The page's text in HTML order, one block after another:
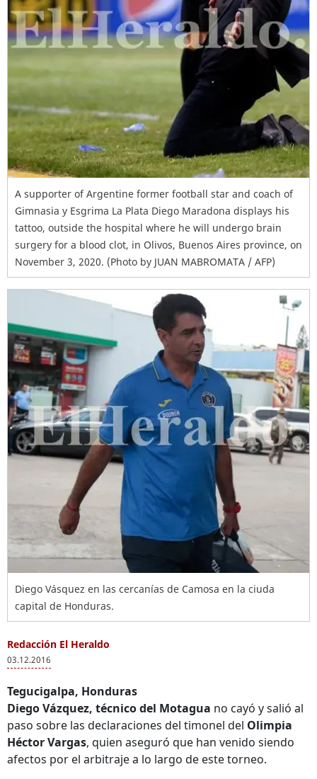
A supporter of Argentine former football star and coach of
Gimnasia y Esgrima La Plata Diego Maradona displays his
tattoo, outside the hospital where he will undergo brain
surgery for a blood clot, in Olivos, Buenos Aires province, on
November 3, 2020. (Photo by JUAN MABROMATA / AFP)
Diego Vásquez en las cercanías de Camosa en la ciuda
capital de Honduras.
Redacción El Heraldo
03.12.2016
Tegucigalpa, Honduras
Diego Vázquez, técnico del Motagua no cayó y salió al
paso sobre las declaraciones del timonel del Olimpia
Héctor Vargas, quien aseguró que han venido siendo
afectos por el arbitraje a lo largo de este torneo.